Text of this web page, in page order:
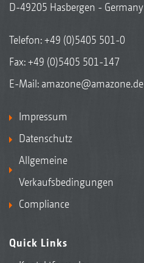
D-49205 Hasbergen - Germany
Telefon:+49 (0)5405 501-0
Fax: +49 (0)5405 501-147
E-Mail: amazone@amazone.de
Impressum
Datenschutz
Allgemeine
Verkaufsbedingungen
Compliance
Quick Links